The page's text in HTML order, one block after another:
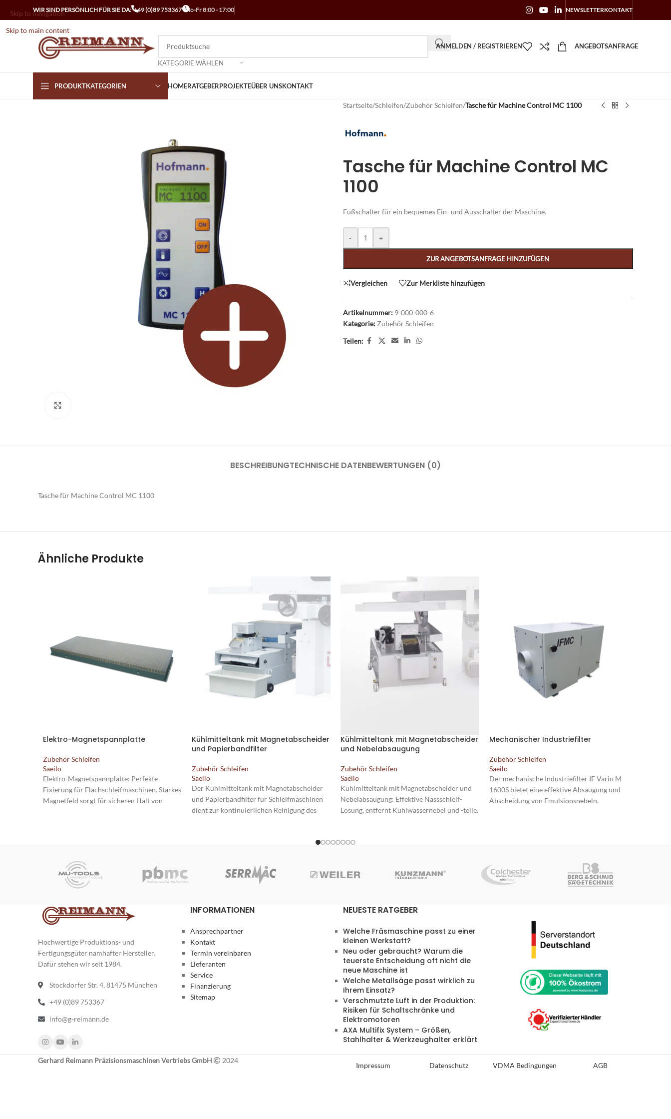
Skip to navigation
Skip to main content
WIR SIND PERSÖNLICH FÜR SIE DA: +49 (0)89 753367 Mo-Fr 8:00 - 17:00 NEWSLETTERKONTAKT
KATEGORIE WÄHLEN
ANMELDEN / REGISTRIEREN ANGEBOTSANFRAGE
PRODUKTKATEGORIEN HOMERATGEBERPROJEKTEÜBER UNSKONTAKT
Startseite/Schleifen/Zubehör Schleifen/Tasche für Machine Control MC 1100
Tasche für Machine Control MC
1100
Fußschalter für ein bequemes Ein- und Ausschalter der Maschine.
- +
ZUR ANGEBOTSANFRAGE HINZUFÜGEN
Vergleichen Zur Merkliste hinzufügen
Artikelnummer: 9-000-000-6
Kategorie: Zubehör Schleifen
Teilen:
BESCHREIBUNGTECHNISCHE DATENBEWERTUNGEN (0)
Tasche für Machine Control MC 1100
Ähnliche Produkte
Elektro-Magnetspannplatte
Zubehör Schleifen
Saeilo
Elektro-Magnetspannplatte: Perfekte
Fixierung für Flachschleifmaschinen. Starkes
Magnetfeld sorgt für sicheren Halt von
Kühlmitteltank mit Magnetabscheider
und Papierbandfilter
Zubehör Schleifen
Saeilo
Der Kühlmitteltank mit Magnetabscheider
und Papierbandfilter für Schleifmaschinen
dient zur kontinuierlichen Reinigung des
Kühlmitteltank mit Magnetabscheider
und Nebelabsaugung
Zubehör Schleifen
Saeilo
Kühlmitteltank mit Magnetabscheider und
Nebelabsaugung: Effektive Nassschleif-
Lösung, entfernt Kühlwassernebel und -teile.
Mechanischer Industriefilter
Zubehör Schleifen
Saeilo
Der mechanische Industriefilter IF Vario M
1600S bietet eine effektive Absaugung und
Abscheidung von Emulsionsnebeln.
Hochwertige Produktions- und
Fertigungsgüter namhafter Hersteller.
Dafür stehen wir seit 1984.
Stockdorfer Str. 4, 81475 München
+49 (0)89 753367
info@g-reimann.de
INFORMATIONEN
Ansprechpartner
Kontakt
Termin vereinbaren
Lieferanten
Service
Finanzierung
Sitemap
NEUESTE RATGEBER
Welche Fräsmaschine passt zu einer
kleinen Werkstatt?
Neu oder gebraucht? Warum die
teuerste Entscheidung oft nicht die
neue Maschine ist
Welche Metallsäge passt wirklich zu
Ihrem Einsatz?
Verschmutzte Luft in der Produktion:
Risiken für Schaltschränke und
Elektromotoren
AXA Multifix System – Größen,
Stahlhalter & Werkzeughalter erklärt
Gerhard Reimann Präzisionsmaschinen Vertriebs GmbH 2024
Impressum Datenschutz VDMA Bedingungen AGB